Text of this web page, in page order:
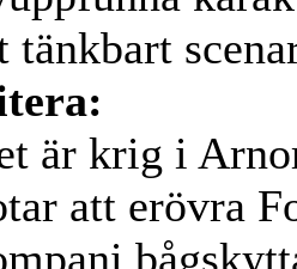
tänkbart
är krig i
att erövra